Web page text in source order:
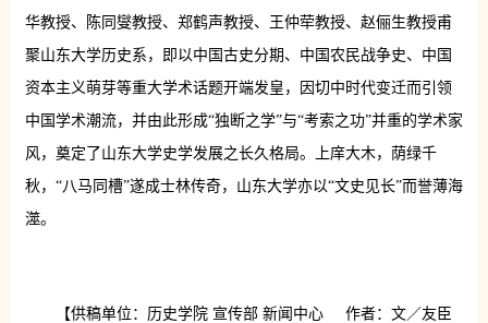
华教授、陈同燮教授、郑鹤声教授、王仲荦教授、赵俪生教授甫
聚山东大学历史系，即以中国古史分期、中国农民战争史、中国
资本主义萌芽等重大学术话题开端发皇，因切中时代变迁而引领
中国学术潮流，并由此形成“独断之学”与“考索之功”并重的学术家
风，奠定了山东大学史学发展之长久格局。上庠大木，荫绿千
秋，“八马同槽”遂成士林传奇，山东大学亦以“文史见长”而誉薄海
澨。
【供稿单位：历史学院 宣传部 新闻中心 作者：文／友臣